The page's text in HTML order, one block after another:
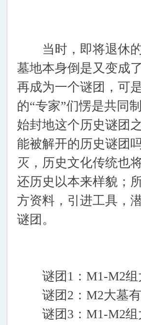
当时，即将退休的
墓地本身倒是又变成
再成为一个谜团，可
的“专家”们愣是共同
始封地这个历史谜团
能被解开的历史谜团
灭，历史文化传统也
还历史以本来样貌；
方资料，引进工具，
谜团。
谜团1：M1-M2组
谜团2：M2大墓有
谜团3：M1-M2组